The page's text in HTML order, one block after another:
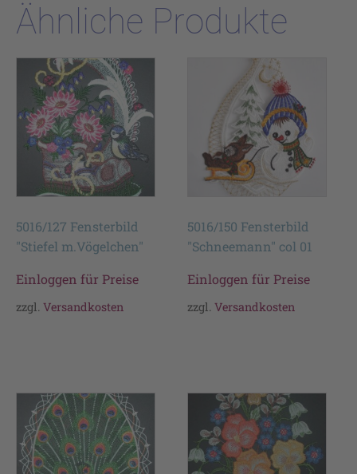
Ähnliche Produkte
5016/127 Fensterbild
"Stiefel m.Vögelchen"
Einloggen für Preise
zzgl. Versandkosten
5016/150 Fensterbild
"Schneemann" col 01
Einloggen für Preise
zzgl.Versandkosten